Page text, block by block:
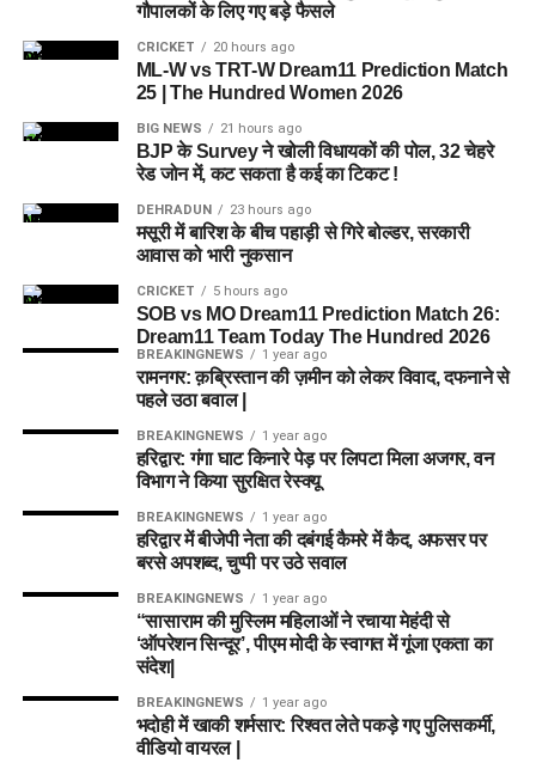
परिसर को आधुनिक सुविधाओं से लैस करने की योजना है। यहां आंगनबाड़ी
केंद्र भी खोले जाएंगे। जरूरत पड़ने पर प्राथमिक विद्यालय की सुविधा भी
उपलब्ध कराई जा सकती है। इस पहल का मकसद सिर्फ महिलाओं और
है, जहां वे खुद को सुरक्षित, सम्मानित और परिवार का हिस्सा महसूस कर
5 एकड़ जमीन की हो रही है तलाश
आलंबन गांव विकसित करने के लिए करीब 5 एकड़ जमीन की आवश्यकता
बताई गई है। विभाग की पहली प्राथमिकता देहरादून जिले या उसके
आसपास जमीन तलाशने की थी, लेकिन फिलहाल उपयुक्त जमीन उपलब्ध
नहीं हो पाई है। अब विभाग की ओर से हरिद्वार और आसपास के क्षेत्रों में
जमीन की तलाश की जा रही है। अधिकारियों को उम्मीद है कि हरिद्वार में
इसके लिए उपयुक्त जमीन मिल सकती है।
इसके अलावा उत्तरकाशी जिले के चिन्यालीसौड़ में भी एक जमीन को लेकर
संभावनाएं देखी जा रही हैं। विभाग यह जांच कर रहा है कि वहां की जमीन
और परिस्थितियां आलंबन गांव के निर्माण के लिए उपयुक्त हैं या नहीं।
महिलाओं और बच्चों को मिलेगा नया जीवन
आलंबन गांव की यह योजना सिर्फ एक नया भवन या परिसर तैयार करने की
कवायद नहीं है, बल्कि नारी निकेतन में रहने वाली महिलाओं और बच्चों के
प्रति सोच में बदलाव की कोशिश भी है।
अगर यह योजना धरातल पर उतरती है तो संस्थागत जीवन की जगह उन्हें
गौपालकों के लिए गए बड़े फैसले
CRICKET 20 hours ago
ML-W vs TRT-W Dream11 Prediction Match
25 | The Hundred Women 2026
BIG NEWS 21 hours ago
BJP के Survey ने खोली विधायकों की पोल, 32 चेहरे
रेड जोन में, कट सकता है कई का टिकट !
DEHRADUN 23 hours ago
मसूरी में बारिश के बीच पहाड़ी से गिरे बोल्डर, सरकारी
आवास को भारी नुकसान
CRICKET 5 hours ago
SOB vs MO Dream11 Prediction Match 26:
Dream11 Team Today The Hundred 2026
BREAKINGNEWS 1 year ago
रामनगर: क़ब्रिस्तान की ज़मीन को लेकर विवाद, दफनाने से
पहले उठा बवाल |
BREAKINGNEWS 1 year ago
हरिद्वार: गंगा घाट किनारे पेड़ पर लिपटा मिला अजगर, वन
विभाग ने किया सुरक्षित रेस्क्यू
BREAKINGNEWS 1 year ago
हरिद्वार में बीजेपी नेता की दबंगई कैमरे में कैद, अफसर पर
बरसे अपशब्द, चुप्पी पर उठे सवाल
BREAKINGNEWS 1 year ago
“सासाराम की मुस्लिम महिलाओं ने रचाया मेहंदी से
‘ऑपरेशन सिन्दूर’, पीएम मोदी के स्वागत में गूंजा एकता का
संदेश|
BREAKINGNEWS 1 year ago
भदोही में खाकी शर्मसार: रिश्वत लेते पकड़े गए पुलिसकर्मी,
वीडियो वायरल |